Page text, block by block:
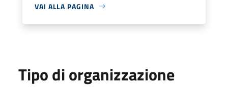
VAI ALLA PAGINA
Tipo di organizzazione